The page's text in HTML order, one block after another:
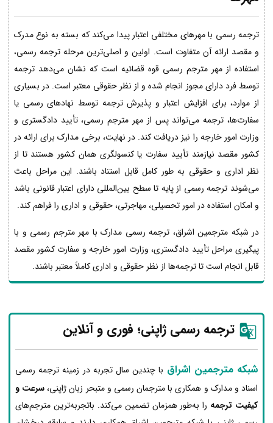
ترجمه رسمی با مهرهای مختلفی اعتبار پیدا می‌کند که بسته به نوع مدرک
و مقصد ارائه آن متفاوت است. اولین و اصلی‌ترین مرحله ترجمه رسمی،
استفاده از مهر مترجم رسمی قوه قضائیه است که نشان می‌دهد ترجمه
توسط فرد دارای مجوز انجام شده و از نظر حقوقی معتبر است. در بسیاری
از موارد، برای افزایش اعتبار و پذیرش ترجمه توسط نهادهای رسمی یا
سفارت‌ها، ترجمه می‌تواند پس از مهر مترجم رسمی، تأیید دادگستری و
وزارت امور خارجه را نیز دریافت کند. در نهایت، برخی مدارک برای ارائه در
کشور مقصد نیازمند تأیید سفارت یا کنسولگری همان کشور هستند تا از
نظر اداری و حقوقی به طور کامل قابل استناد باشند. این مراحل باعث
می‌شوند ترجمه رسمی از پایه تا سطح بین‌المللی دارای اعتبار قانونی باشد
و امکان استفاده در امور تحصیلی، مهاجرتی، حقوقی و اداری را فراهم کند.
در شبکه مترجمین اشراق، ترجمه رسمی مدارک با مهر مترجم رسمی و با
پیگیری مراحل تأیید دادگستری، وزارت امور خارجه و سفارت کشور مقصد
قابل انجام است تا ترجمه‌ها از نظر حقوقی و اداری کاملاً معتبر باشند.
ترجمه رسمی ژاپنی؛ فوری و آنلاین
شبکه مترجمین اشراق با چندین سال تجربه در زمینه ترجمه رسمی
اسناد و مدارک و همکاری با مترجمان رسمی و متبحر زبان ژاپنی،سرعت و
کیفیت ترجمه را به‌طور همزمان تضمین می‌کند. باتجربه‌ترین مترجم‌های